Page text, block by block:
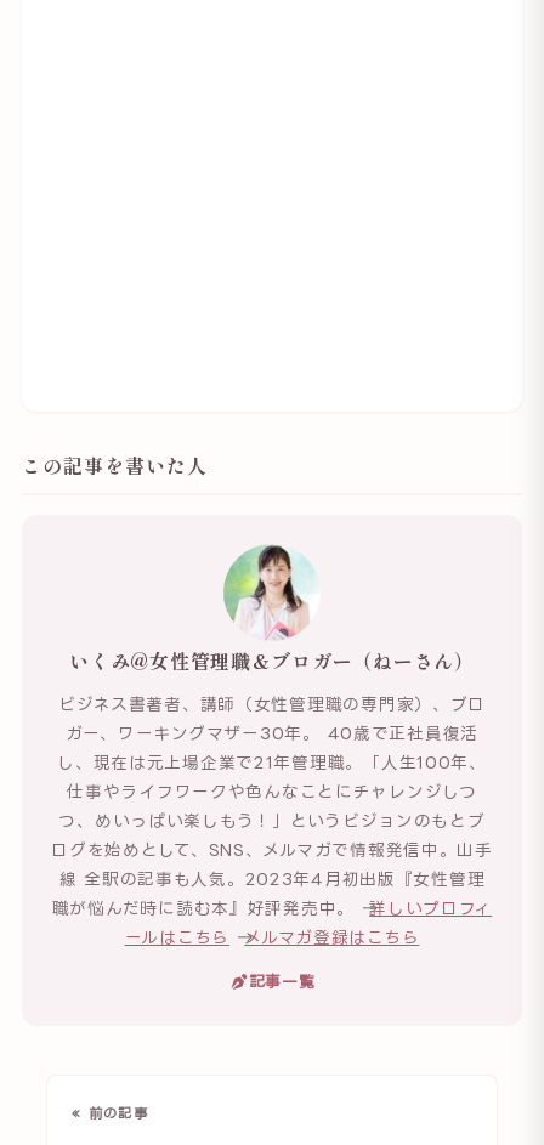
この記事を書いた人
いくみ@女性管理職＆ブロガー（ねーさん）
ビジネス書著者、講師（女性管理職の専門家）、ブロ
ガー、ワーキングマザー30年。 40歳で正社員復活
し、現在は元上場企業で21年管理職。「人生100年、
仕事やライフワークや色んなことにチャレンジしつ
つ、めいっぱい楽しもう！」というビジョンのもとブ
ログを始めとして、SNS、メルマガで情報発信中。山手
線 全駅の記事も人気。2023年4月初出版『女性管理
職が悩んだ時に読む本』好評発売中。 →詳しいプロフィ
ールはこちら
→メルマガ登録はこちら
記事一覧
« 前の記事